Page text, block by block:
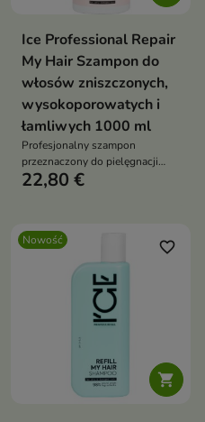
Ice Professional Repair
My Hair Szampon do
włosów zniszczonych,
wysokoporowatych i
łamliwych 1000 ml
Profesjonalny szampon
przeznaczony do pielęgnacji
włosów osłabionych,
22,80 €
Nowość

favorite_border